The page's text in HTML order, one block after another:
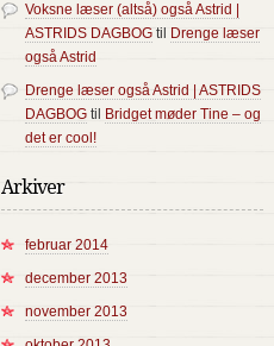
Voksne læser (altså) også Astrid |
ASTRIDS DAGBOG til
Drenge læser
også Astrid
Drenge læser også Astrid | ASTRIDS
DAGBOG til
Bridget møder Tine – og
det er cool!
Arkiver
februar 2014
december 2013
november 2013